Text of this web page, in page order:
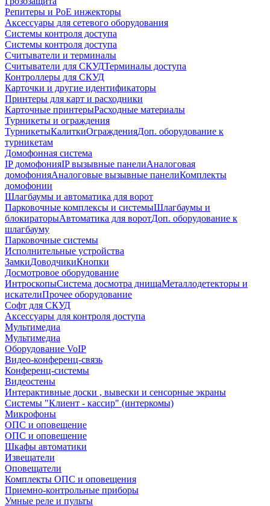
Репитеры и PoE инжекторы
Аксессуары для сетевого оборудования
Системы контроля доступа
Системы контроля доступа
Считыватели и терминалы
Считыватели для СКУДТерминалы доступа
Контроллеры для СКУД
Карточки и другие идентификаторы
Принтеры для карт и расходники
Карточные принтерыРасходные материалы
Турникеты и ограждения
ТурникетыКалиткиОгражденияДоп. оборудование к
турникетам
Домофонная система
IP домофонияIP вызывные панелиАналоговая
домофонияАналоговые вызывные панелиКомплекты
домофонии
Шлагбаумы и автоматика для ворот
Парковочные комплексы и системыШлагбаумы и
блокираторыАвтоматика для воротДоп. оборудование к
шлагбауму
Парковочные системы
Исполнительные устройства
ЗамкиДоводчикиКнопки
Досмотровое оборудование
ИнтроскопыСистема досмотра днищаМеталлодетекторы и
искателиПрочее оборудование
Софт для СКУД
Аксессуары для контроля доступа
Мультимедиа
Мультимедиа
Оборудование VoIP
Видео-конференц-связь
Конференц-системы
Видеостены
Интерактивные доски , вывески и сенсорные экраны
Системы "Клиент - кассир" (интеркомы)
Микрофоны
ОПС и оповещение
ОПС и оповещение
Шкафы автоматики
Извещатели
Оповещатели
Комплекты ОПС и оповещения
Приемно-контрольные приборы
Умные реле и пульты